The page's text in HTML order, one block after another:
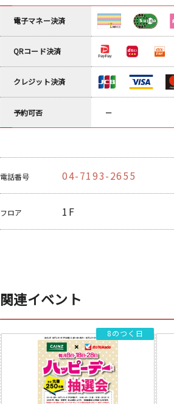
電子マネー決済
QRコード決済
クレジット決済
予約可否 －
電話番号 04-7193-2655
フロア 1F
関連イベント
8のつく日